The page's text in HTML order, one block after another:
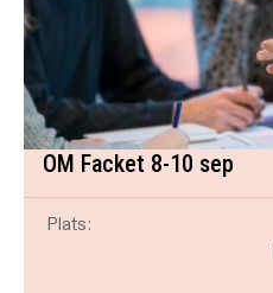
OM Facket 8-10 sep
Plats: